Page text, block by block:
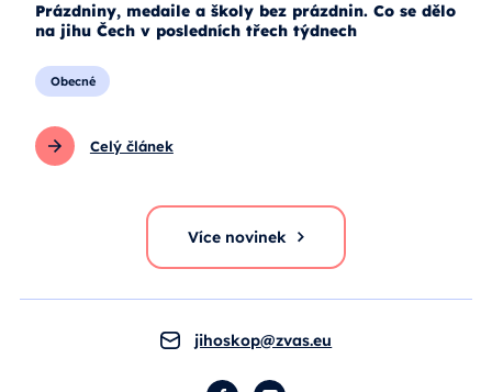
Prázdniny, medaile a školy bez prázdnin. Co se dělo
na jihu Čech v posledních třech týdnech
Obecné
Celý článek
Více novinek
jihoskop@zvas.eu